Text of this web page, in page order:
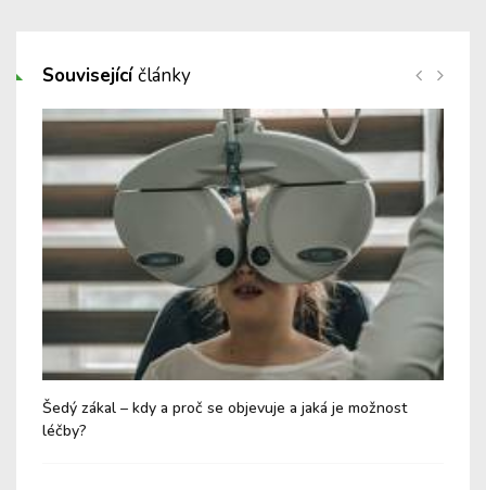
Souvisejícíčlánky
Šedý zákal – kdy a proč se objevuje a jaká je možnost
léčby?